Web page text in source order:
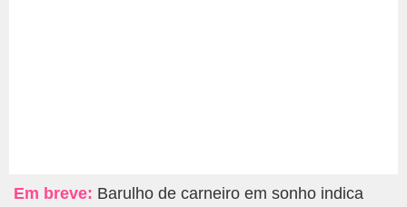
Em breve: Barulho de carneiro em sonho indica